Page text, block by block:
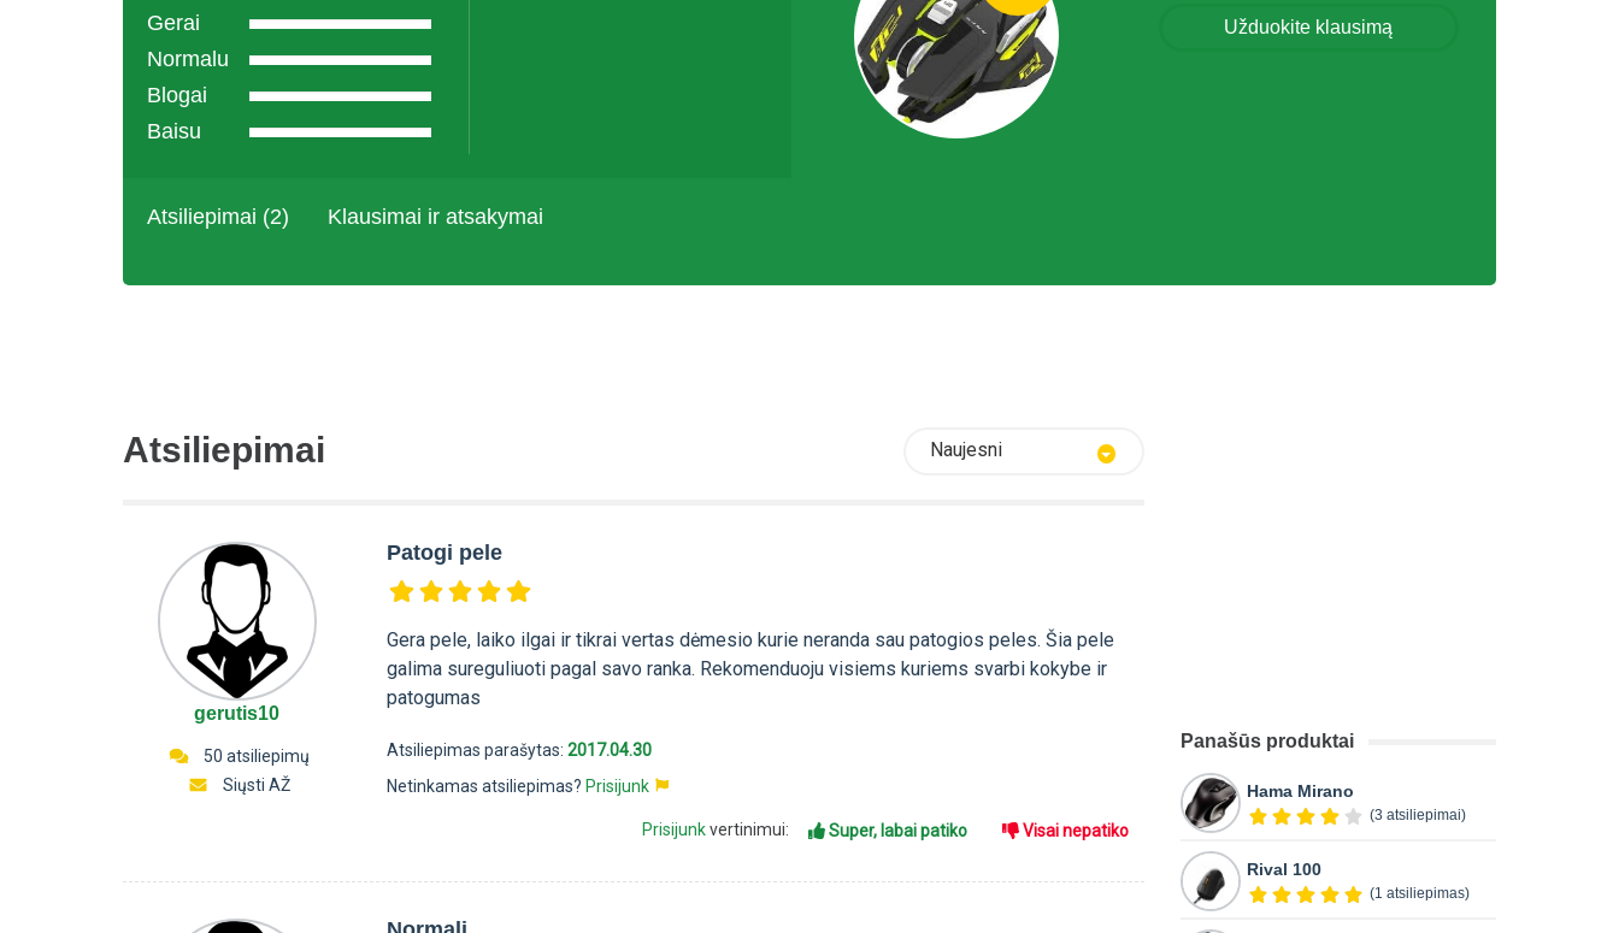
Gerai
Normalu
Blogai
Baisu
Atsiliepimai (2) Klausimai ir atsakymai
Užduokite klausimą
Atsiliepimai Naujesni
gerutis10
50 atsiliepimų
Siųsti AŽ
Patogi pele
Gera pele, laiko ilgai ir tikrai vertas dėmesio kurie neranda sau patogios peles. Šia pele
galima sureguliuoti pagal savo ranka. Rekomenduoju visiems kuriems svarbi kokybe ir
patogumas
Atsiliepimas parašytas:2017.04.30
Netinkamas atsiliepimas? Prisijunk
Prisijunkvertinimui: Super, labai patiko Visai nepatiko
Panašūs produktai
Hama Mirano
(3 atsiliepimai)
Rival 100
(1 atsiliepimas)